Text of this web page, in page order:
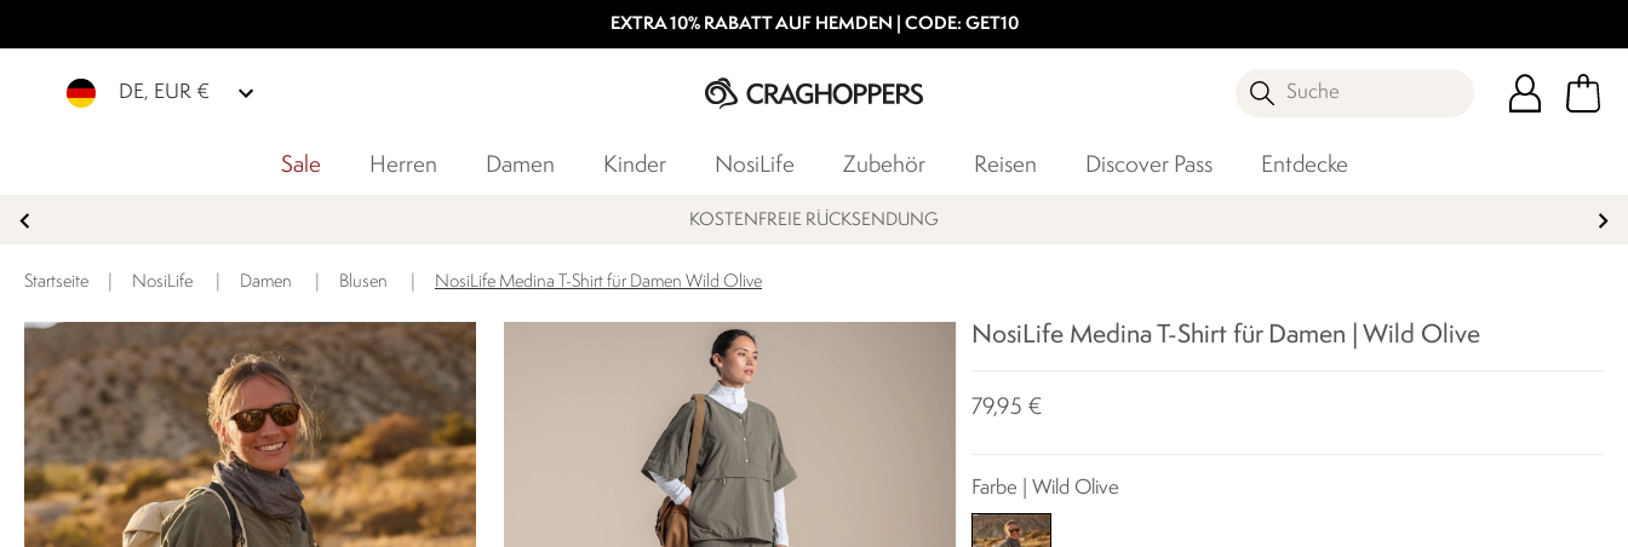
EXTRA 10% RABATT AUF HEMDEN | CODE: GET10
DE, EUR € Suche
Sale Herren Damen Kinder NosiLife Zubehör Reisen Discover Pass Entdecke
JETZT NEWSLETTER ABONNIEREN & 10% AUF DIE ERSTE BESTELLUNG SICHERN
Startseite NosiLife Damen Blusen NosiLife Medina T-Shirt für Damen Wild Olive
NosiLife Medina T-Shirt für Damen | Wild Olive
79,95 €
Farbe | Wild Olive